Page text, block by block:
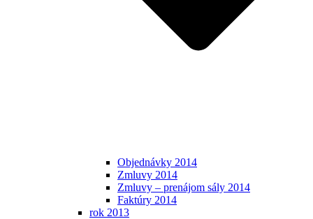
Objednávky 2014
Zmluvy 2014
Zmluvy – prenájom sály 2014
Faktúry 2014
rok 2013